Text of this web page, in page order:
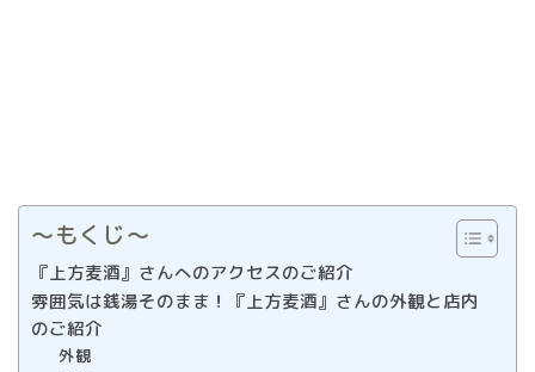
〜もくじ〜
『上方麦酒』さんへのアクセスのご紹介
雰囲気は銭湯そのまま！『上方麦酒』さんの外観と店内
のご紹介
外観